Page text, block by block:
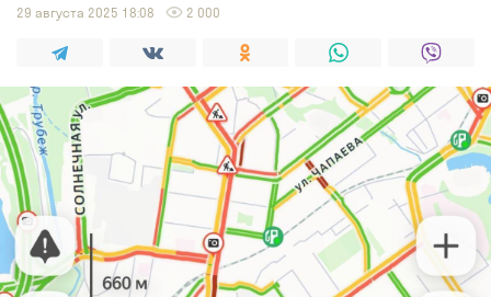
29 августа 2025 18:08 2 000